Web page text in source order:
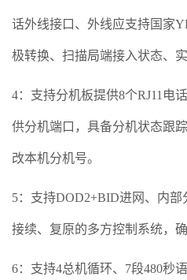
话外线接口、外线应支持国家
极转换、扫描局端接入状态、实
4：支持分机板提供8个RJ11电
供分机端口，具备分机状态跟
改本机分机号。
5：支持DOD2+BID进网、内
接续、复原的多方控制系统，
6：支持4总机循环、7段480秒